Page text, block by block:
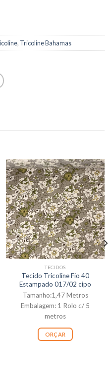
, Tricoline Bahamas
TECIDOS
Tecido Tricoline Fio 40
Estampado 017/02 cipo
Tamanho:1,47 Metros
Embalagem: 1 Rolo c/ 5
metros
ORÇAR